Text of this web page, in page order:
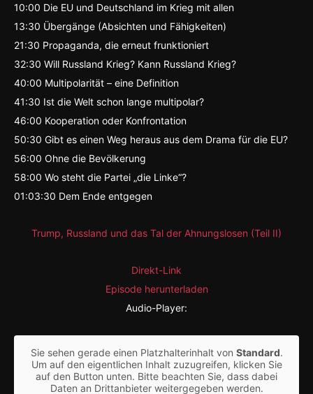
10:00 Die EU und Deutschland im Krieg mit allen
13:30 Übergänge (Absichten und Fähigkeiten)
21:30 Propaganda, die erneut frunktioniert
32:30 Will Russland Krieg? Kann Russland Krieg?
40:00 Multipolarität – eine Definition
41:30 Ist die Welt schon lange multipolar?
46:00 Kooperation oder Konfrontation
50:30 Gibt es einen Weg heraus aus dem Drama für die EU?
56:00 Ohne die Bevölkerung
58:00 Wo steht die Partei „die Linke“?
01:03:30 Dem Ende entgegen
Trump, Russland und das Tal der Ahnungslosen (Teil II)
Direkt-Link
Episode herunterladen
Audio-Player:
Sie sehen gerade einen Platzhalterinhalt von Standard.
Um auf den eigentlichen Inhalt zuzugreifen, klicken Sie
auf den Button unten. Bitte beachten Sie, dass dabei
Daten an Drittanbieter weitergegeben werden.